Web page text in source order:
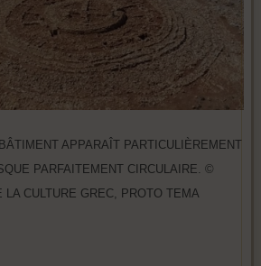
APPARAÎT PARTICULIÈREMENT
PARFAITEMENT CIRCULAIRE. ©
LA CULTURE GREC, PROTO TEMA